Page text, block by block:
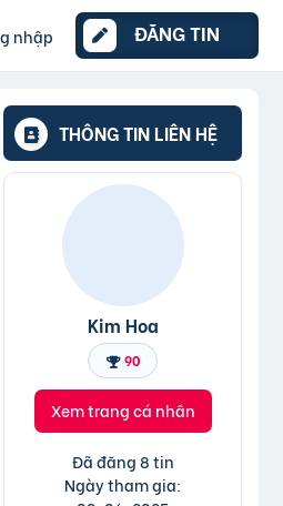
nhập ĐĂNG TIN
THÔNG TIN LIÊN HỆ
Kim Hoa
90
Xem trang cá nhân
Đã đăng 8 tin
Ngày tham gia: